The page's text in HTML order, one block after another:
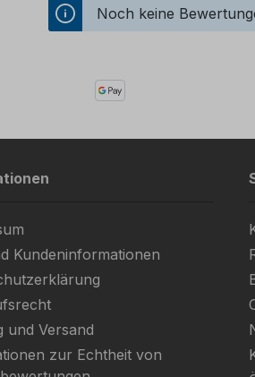
Noch keine
Kundeninformationen
und Versand
zur Echtheit von